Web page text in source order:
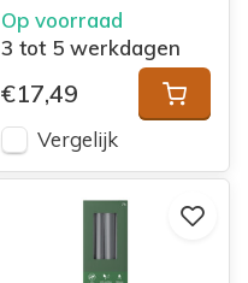
doos 9 Vibrant
Violet
Op voorraad
3 tot 5 werkdagen
€17,49
Vergelijk